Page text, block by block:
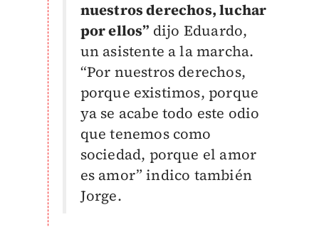
nuestros derechos, luchar
por ellos” dijo Eduardo,
un asistente a la marcha.
“Por nuestros derechos,
porque existimos, porque
ya se acabe todo este odio
que tenemos como
sociedad, porque el amor
es amor” indico también
Jorge.